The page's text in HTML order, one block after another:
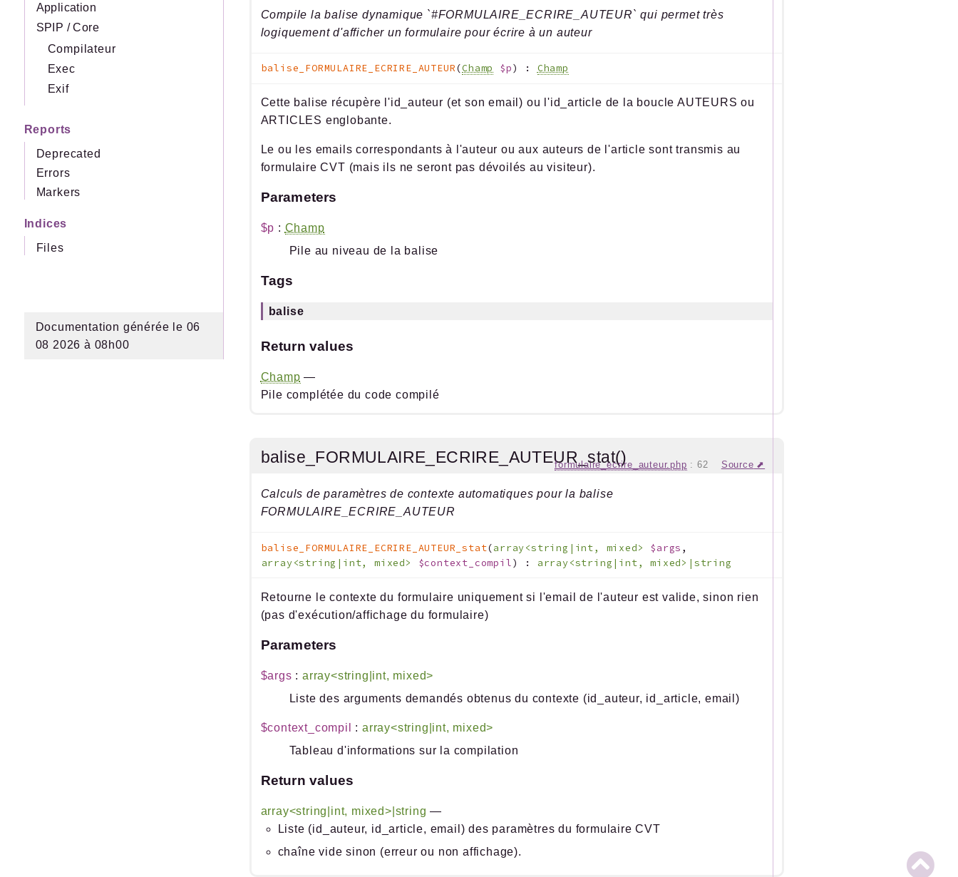
Application
SPIP / Core
Compilateur
Exec
Exif
Reports
Deprecated
Errors
Markers
Indices
Files
Documentation générée le 06
08 2026 à 08h00
Compile la balise dynamique `#FORMULAIRE_ECRIRE_AUTEUR` qui permet très
logiquement d'afficher un formulaire pour écrire à un auteur
balise_FORMULAIRE_ECRIRE_AUTEUR(Champ $p) : Champ
Cette balise récupère l'id_auteur (et son email) ou l'id_article de la boucle AUTEURS ou
ARTICLES englobante.
Le ou les emails correspondants à l'auteur ou aux auteurs de l'article sont transmis au
formulaire CVT (mais ils ne seront pas dévoilés au visiteur).
Parameters
$p : Champ
Pile au niveau de la balise
Tags
balise
Return values
Champ —
Pile complétée du code compilé
balise_FORMULAIRE_ECRIRE_AUTEUR_stat()
formulaire_ecrire_auteur.php : 62 Source
Calculs de paramètres de contexte automatiques pour la balise
FORMULAIRE_ECRIRE_AUTEUR
balise_FORMULAIRE_ECRIRE_AUTEUR_stat(array<string|int, mixed> $args ,
array<string|int, mixed> $context_compil) : array<string|int, mixed>|string
Retourne le contexte du formulaire uniquement si l'email de l'auteur est valide, sinon rien
(pas d'exécution/affichage du formulaire)
Parameters
$args : array<string|int, mixed>
Liste des arguments demandés obtenus du contexte (id_auteur, id_article, email)
$context_compil : array<string|int, mixed>
Tableau d'informations sur la compilation
Return values
array<string|int, mixed>|string —
Liste (id_auteur, id_article, email) des paramètres du formulaire CVT
chaîne vide sinon (erreur ou non affichage).